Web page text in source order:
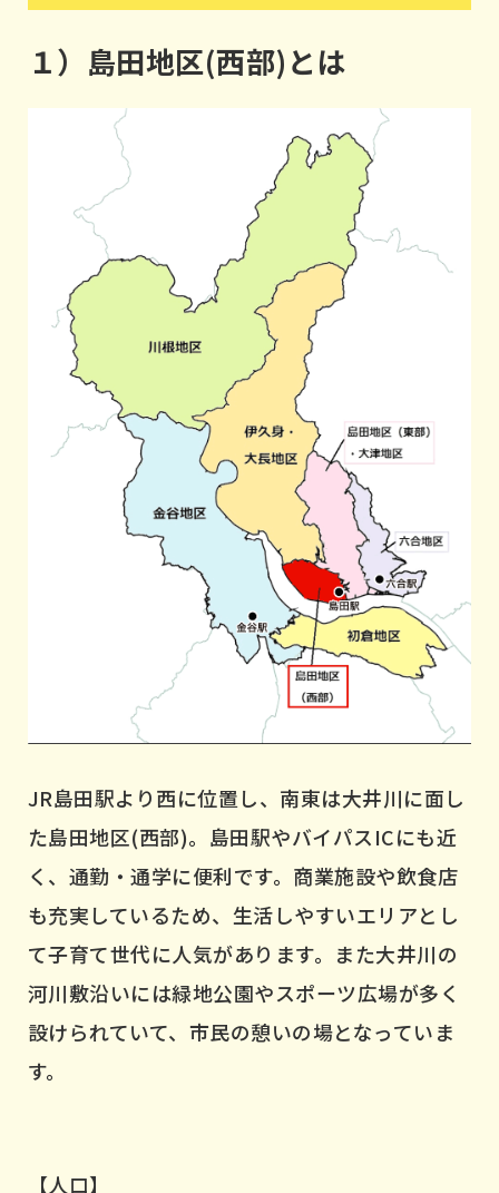
１）島田地区(西部)とは
JR島田駅より西に位置し、南東は大井川に面し
た島田地区(西部)。島田駅やバイパスICにも近
く、通勤・通学に便利です。商業施設や飲食店
も充実しているため、生活しやすいエリアとし
て子育て世代に人気があります。また大井川の
河川敷沿いには緑地公園やスポーツ広場が多く
設けられていて、市民の憩いの場となっていま
す。
【人口】